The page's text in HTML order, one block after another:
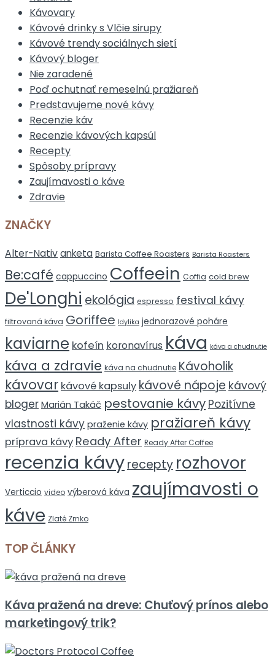
Kávovary
Kávové drinky s Vlčie sirupy
Kávové trendy sociálnych sietí
Kávový bloger
Nie zaradené
Poď ochutnať remeselnú pražiareň
Predstavujeme nové kávy
Recenzie káv
Recenzie kávových kapsúl
Recepty
Spôsoby prípravy
Zaujímavosti o káve
Zdravie
ZNAČKY
Alter-Nativanketa Barista Coffee Roasters Barista Roasters
Be:café cappuccino Coffeein Coffia cold brew
De'Longhi ekológia espresso festival kávy
filtrovaná káva Goriffee Idylika jednorazové poháre
kaviarne kofeín koronavírus káva káva a chudnutie
káva a zdravie káva na chudnutie Kávoholik
kávovar kávové kapsuly kávové nápoje kávový
blogerMarián Takáč pestovanie kávy Pozitívne
vlastnosti kávy praženie kávy pražiareň kávy
príprava kávy Ready After Ready After Coffee
recenzia kávyrecepty rozhovor
Verticcio video výberová káva zaujímavosti o
káve Zlaté Zrnko
TOP ČLÁNKY
Káva pražená na dreve: Chuťový prínos alebo
marketingový trik?